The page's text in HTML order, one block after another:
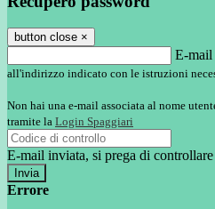
button close ×
E-mail
all'indirizzo indicato con le istruzioni
Non hai una e-mail associata al nome
tramite la Login Spaggiari
E-mail inviata, si prega di
Errore